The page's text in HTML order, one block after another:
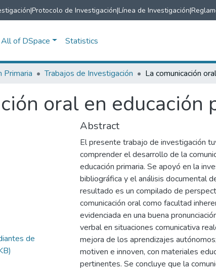
|Protocolo de Investigación|Línea de Investigación|
All of DSpace Statistics
Primaria Trabajos de Investigación
oral en educación
de
Abstract
El presente trabajo de investigación
comprender el desarrollo de la
educación primaria. Se apoyó en la
bibliográfica y el análisis documental
resultado es un compilado de
comunicación oral como facultad
evidenciada en una buena
verbal en situaciones comunicativa
mejora de los aprendizajes
motiven e innoven, con materiales
pertinentes. Se concluye que la